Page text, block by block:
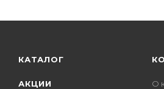
КАТАЛОГ
АКЦИИ
О